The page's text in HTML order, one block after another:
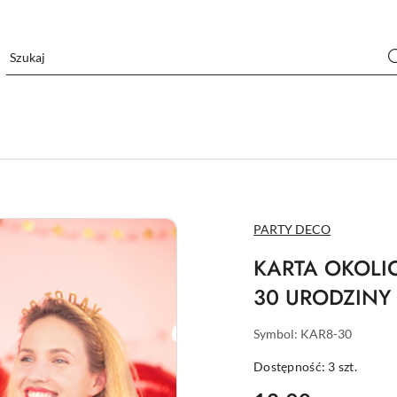
NAZWA
PRODUCENTA:
PARTY DECO
KARTA
30
Symbol: KAR8-30
Dostępność: 3 szt.